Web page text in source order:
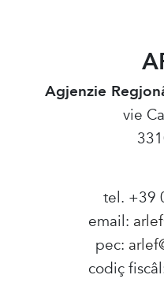
Agjenzie
vie
tel. +39
email:
pec:
codiç